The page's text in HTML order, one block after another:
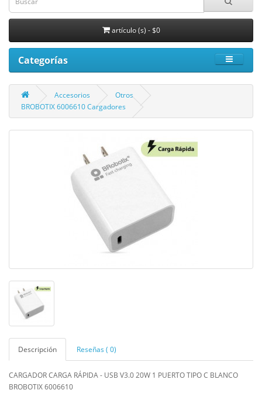
artículo (s) - $0
Categorías
Accesorios
Otros
BROBOTIX 6006610 Cargadores
Descripción Reseñas ( 0)
CARGADOR CARGA RÁPIDA - USB V3.0 20W 1 PUERTO TIPO C BLANCO
BROBOTIX 6006610